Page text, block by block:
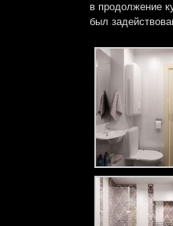
в продолжение
был